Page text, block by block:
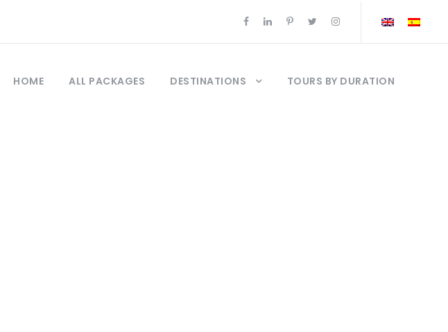
HOME ALL PACKAGES DESTINATIONS TOURS BY DURATION